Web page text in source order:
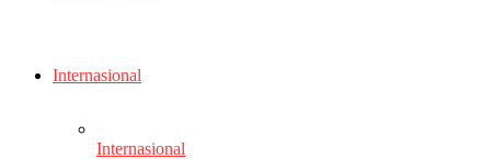
Internasional
Internasional